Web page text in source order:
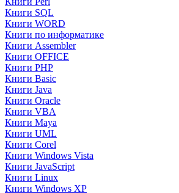
Книги SQL
Книги WORD
Книги по информатике
Книги Assembler
Книги OFFICE
Книги PHP
Книги Basic
Книги Java
Книги Oracle
Книги VBA
Книги Maya
Книги UML
Книги Corel
Книги Windows Vista
Книги JavaScript
Книги Linux
Книги Windows XP